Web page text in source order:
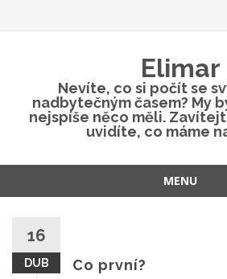
obsah
Elimar
Nevíte, co si počít se
nadbytečným časem? My
nejspíše něco měli.
uvidíte, co máme
MENU
obsah16
DUB Co první?